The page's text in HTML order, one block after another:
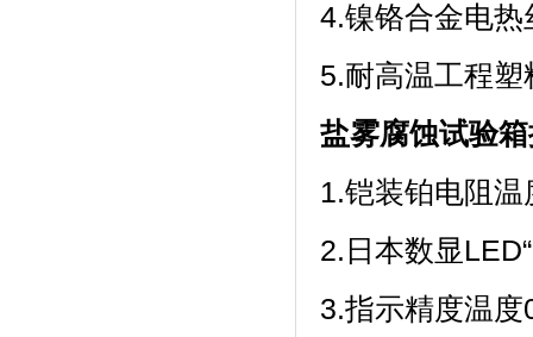
4.镍铬合金电热丝
5.耐高温工程塑
盐雾腐蚀试验
1.铠装铂电阻温
2.日本数显
3.指示精度温度